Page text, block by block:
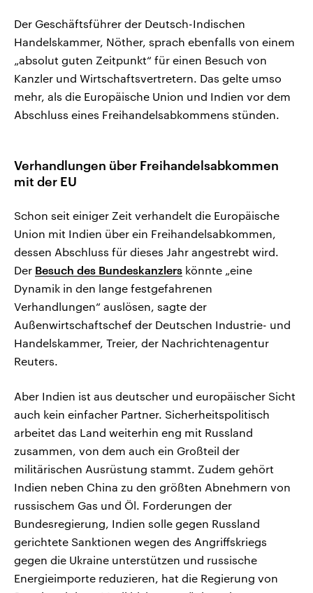
Der Geschäftsführer der Deutsch-Indischen
Handelskammer, Nöther, sprach ebenfalls von einem
„absolut guten Zeitpunkt“ für einen Besuch von
Kanzler und Wirtschaftsvertretern. Das gelte umso
mehr, als die Europäische Union und Indien vor dem
Abschluss eines Freihandelsabkommens stünden.
Verhandlungen über Freihandelsabkommen
mit der EU
Schon seit einiger Zeit verhandelt die Europäische
Union mit Indien über ein Freihandelsabkommen,
dessen Abschluss für dieses Jahr angestrebt wird.
Der Besuch des Bundeskanzlers könnte „eine
Dynamik in den lange festgefahrenen
Verhandlungen“ auslösen, sagte der
Außenwirtschaftschef der Deutschen Industrie- und
Handelskammer, Treier, der Nachrichtenagentur
Reuters.
Aber Indien ist aus deutscher und europäischer Sicht
auch kein einfacher Partner. Sicherheitspolitisch
arbeitet das Land weiterhin eng mit Russland
zusammen, von dem auch ein Großteil der
militärischen Ausrüstung stammt. Zudem gehört
Indien neben China zu den größten Abnehmern von
russischem Gas und Öl. Forderungen der
Bundesregierung, Indien solle gegen Russland
gerichtete Sanktionen wegen des Angriffskriegs
gegen die Ukraine unterstützen und russische
Energieimporte reduzieren, hat die Regierung von